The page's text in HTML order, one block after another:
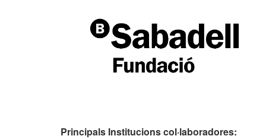
Principals Institucionscol·laboradores: